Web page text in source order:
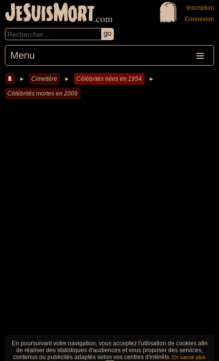
JeSuisMort.com
Menu
Inscription
Connexion
► Cimetière ► Célébrités nées en 1954 ►
Célébrités mortes en 2009
En poursuivant votre navigation, vous acceptez l'utilisation de cookies afin
de réaliser des statistiques d'audiences et vous proposer des services,
contenus ou publicités adaptés selon vos centres d'intérêts. En savoir plus